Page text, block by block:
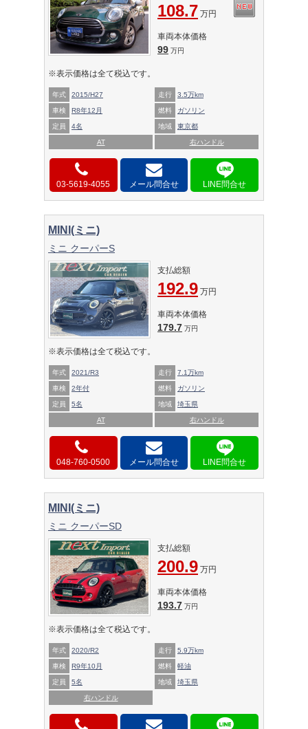
108.7 万円
車両本体価格
99 万円
※表示価格は全て税込です。
年式 2015/H27 走行 3.5万km
車検 R8年12月 燃料 ガソリン
定員 4名 地域 東京都
AT 右ハンドル
03-5619-4055 メール問合せ
MINI(ミニ)
ミニ クーパーS
支払総額
192.9 万円
車両本体価格
179.7 万円
※表示価格は全て税込です。
年式 2021/R3 走行 7.1万km
車検 2年付 燃料 ガソリン
定員 5名 地域 埼玉県
AT 右ハンドル
048-760-0500 メール問合せ
MINI(ミニ)
ミニ クーパーSD
支払総額
200.9 万円
車両本体価格
193.7 万円
※表示価格は全て税込です。
年式 2020/R2 走行 5.9万km
車検 R9年10月 燃料 軽油
定員 5名 地域 埼玉県
右ハンドル